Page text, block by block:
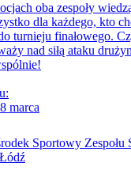
oba zespoły
dla każdego, kto
turnieju finałowego.
nad siłą ataku
marca
Sportowy Zespołu